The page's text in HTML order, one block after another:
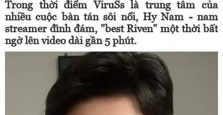
Trong thời điểm ViruSs là trung tâm của
nhiều cuộc bàn tán sôi nổi, Hy Nam - nam
streamer đình đám, "best Riven" một thời bất
ngờ lên video dài gần 5 phút.